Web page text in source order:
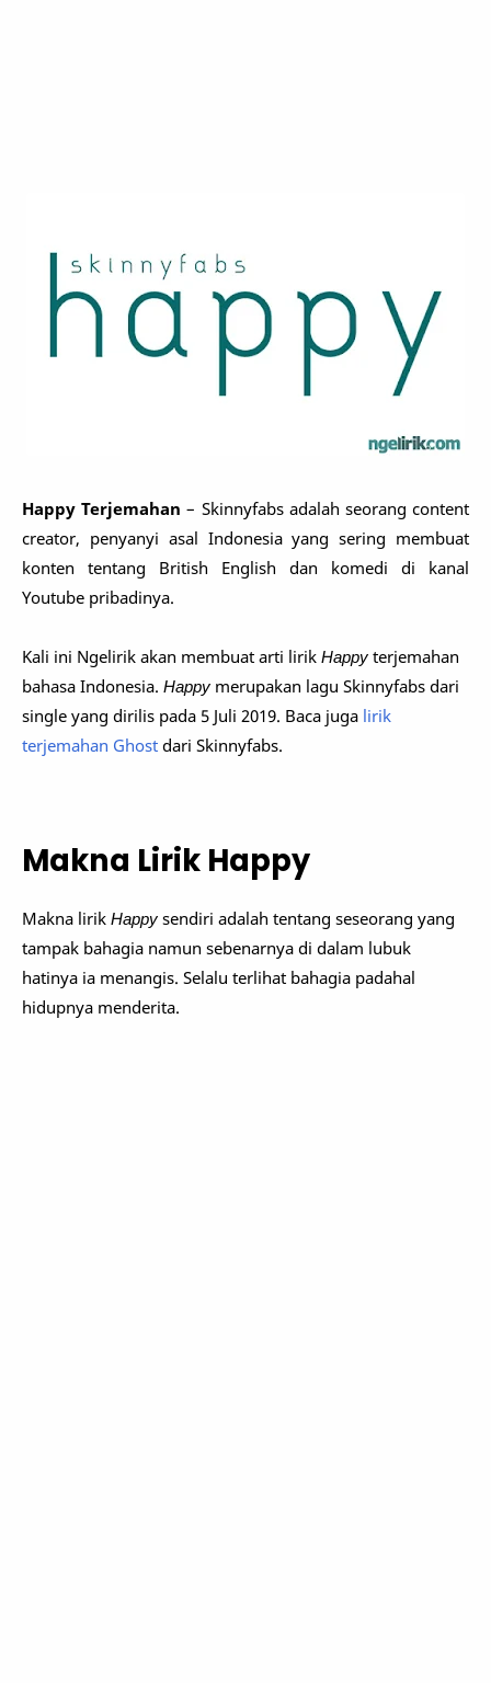
Happy Terjemahan – Skinnyfabs adalah seorang content
creator, penyanyi asal Indonesia yang sering membuat
konten tentang British English dan komedi di kanal
Youtube pribadinya.
Kali ini Ngelirik akan membuat arti lirik Happy terjemahan
bahasa Indonesia. Happy merupakan lagu Skinnyfabs dari
single yang dirilis pada 5 Juli 2019. Baca juga lirik
terjemahan Ghost dari Skinnyfabs.
Makna Lirik Happy
Makna lirik Happy sendiri adalah tentang seseorang yang
tampak bahagia namun sebenarnya di dalam lubuk
hatinya ia menangis. Selalu terlihat bahagia padahal
hidupnya menderita.